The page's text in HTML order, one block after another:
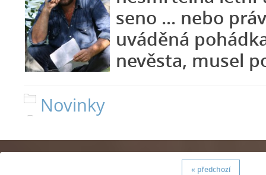
seno ... nebo
uváděná
nevěsta, musel
Novinky
« předchozí